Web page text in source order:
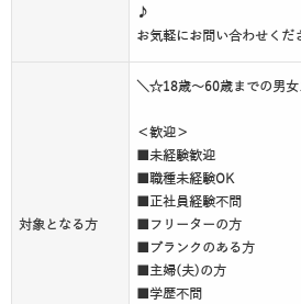
♪
お気軽にお問い合わせくだ
対象となる方
＼☆18歳～60歳までの男
＜歓迎＞
■未経験歓迎
■職種未経験OK
■正社員経験不問
■フリーターの方
■ブランクのある方
■主婦(夫)の方
■学歴不問